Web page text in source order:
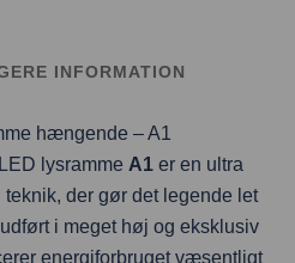
INFORMATION
hængende – A1
lysramme A1 er en ultra
der gør det legende let
i meget høj og eksklusiv
energiforbruget væsentligt